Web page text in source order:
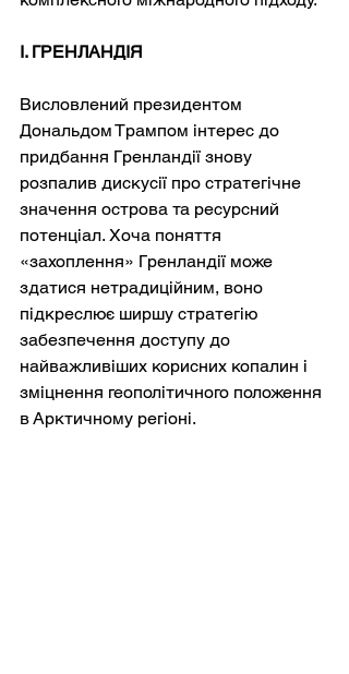
І. ГРЕНЛАНДІЯ
Висловлений президентом
Дональдом Трампом інтерес до
придбання Гренландії знову
розпалив дискусії про стратегічне
значення острова та ресурсний
потенціал. Хоча поняття
«захоплення» Гренландії може
здатися нетрадиційним, воно
підкреслює ширшу стратегію
забезпечення доступу до
найважливіших корисних копалин і
зміцнення геополітичного положення
в Арктичному регіоні.